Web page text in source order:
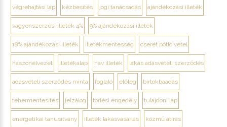
végrehajtási lap kézbesítés jogi tanácsadás ajándékozási illeték
vagyonszerzési illeték 4% 9% ajándékozási illeték
18% ajándékozási illeték illetékmentesség cserét pótló vétel
haszonélvezet illetékalap nav illeték lakás adásvételi szerződés
adásvételi szerződés minta foglaló előleg birtokbaadás
tehermentesítés jelzálog törlési engedély tulajdoni lap
energetikai tanúsítvány illeték lakásvásárlás közmű átírás